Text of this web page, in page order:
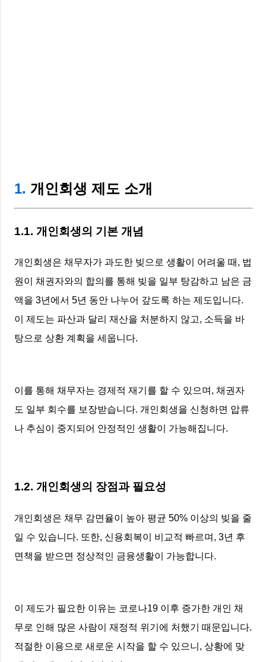
1. 개인회생 제도 소개
1.1. 개인회생의 기본 개념
개인회생은 채무자가 과도한 빚으로 생활이 어려울 때, 법
원이 채권자와의 합의를 통해 빚을 일부 탕감하고 남은 금
액을 3년에서 5년 동안 나누어 갚도록 하는 제도입니다.
이 제도는 파산과 달리 재산을 처분하지 않고, 소득을 바
탕으로 상환 계획을 세웁니다.
이를 통해 채무자는 경제적 재기를 할 수 있으며, 채권자
도 일부 회수를 보장받습니다. 개인회생을 신청하면 압류
나 추심이 중지되어 안정적인 생활이 가능해집니다.
1.2. 개인회생의 장점과 필요성
개인회생은 채무 감면율이 높아 평균 50% 이상의 빚을 줄
일 수 있습니다. 또한, 신용회복이 비교적 빠르며, 3년 후
면책을 받으면 정상적인 금융생활이 가능합니다.
이 제도가 필요한 이유는 코로나19 이후 증가한 개인 채
무로 인해 많은 사람이 재정적 위기에 처했기 때문입니다.
적절한 이용으로 새로운 시작을 할 수 있으니, 상황에 맞